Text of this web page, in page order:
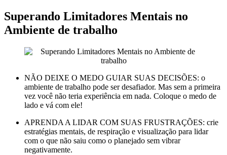
Superando Limitadores Mentais no
Ambiente de trabalho
NÃO DEIXE O MEDO GUIAR SUAS DECISÕES: o
ambiente de trabalho pode ser desafiador. Mas sem a primeira
vez você não teria experiência em nada. Coloque o medo de
lado e vá com ele!
APRENDA A LIDAR COM SUAS FRUSTRAÇÕES: crie
estratégias mentais, de respiração e visualização para lidar
com o que não saiu como o planejado sem vibrar
negativamente.